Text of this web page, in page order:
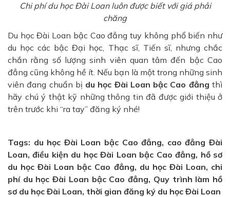
Chi phí du học Đài Loan luôn được biết với giá phải
chăng
Du học Đài Loan bậc Cao đẳng tuy không phổ biến như
du học các bậc Đại học, Thạc sĩ, Tiến sĩ, nhưng chắc
chắn rằng số lượng sinh viên quan tâm đến bậc Cao
đẳng cũng không hề ít. Nếu bạn là một trong những sinh
viên đang chuẩn bị du học Đài Loan bậc Cao đẳng thì
hãy chú ý thật kỹ những thông tin đã được giới thiệu ở
trên trước khi “ra tay” đăng ký nhé!
Tags: du học Đài Loan bậc Cao đẳng, cao đẳng Đài
Loan, điều kiện du học Đài Loan bậc Cao đẳng, hồ sơ
du học Đài Loan bậc Cao đẳng, du học Đài Loan, chi
phí du học Đài Loan bậc Cao đẳng, Quy trình làm hồ
sơ du học Đài Loan, thời gian đăng ký du học Đài Loan